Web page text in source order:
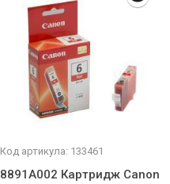
Код артикула: 133461
8891A002 Картридж Canon